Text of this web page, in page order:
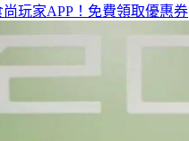
尚玩家APP！免費領取優惠券